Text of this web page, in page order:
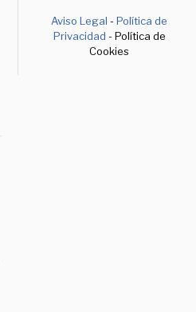
Aviso Legal -Política de
Privacidad - Política de
Cookies